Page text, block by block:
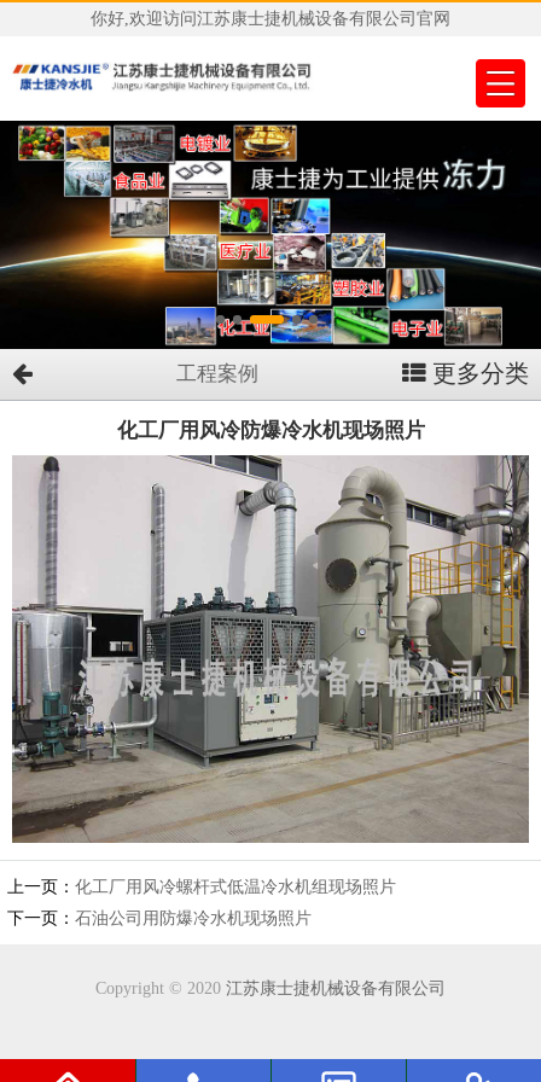
你好,欢迎访问江苏康士捷机械设备有限公司官网
工程案例 更多分类
化工厂用风冷防爆冷水机现场照片
上一页：化工厂用风冷螺杆式低温冷水机组现场照片
下一页：石油公司用防爆冷水机现场照片
Copyright © 2020 江苏康士捷机械设备有限公司